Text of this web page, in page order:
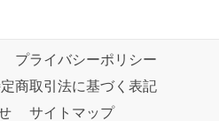
プライバシーポリシー
商取引法に基づく表記
サイトマップ